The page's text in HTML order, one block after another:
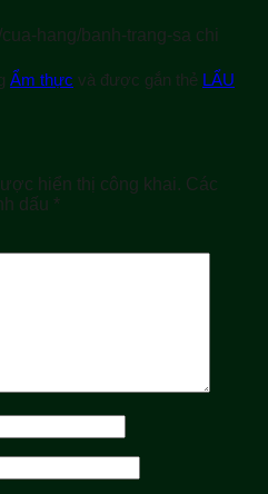
hang/banh-trang-sa chi
Ẩm thực và được gắn thẻ LẨU
hiển thị công khai. Các
dấu *